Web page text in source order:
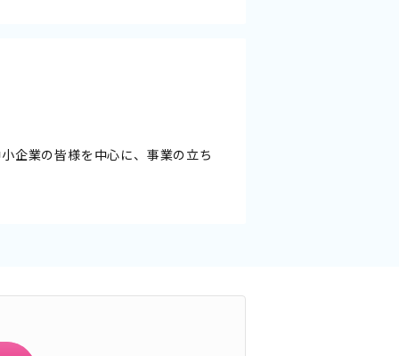
企業の皆様を中心に、事業の立ち